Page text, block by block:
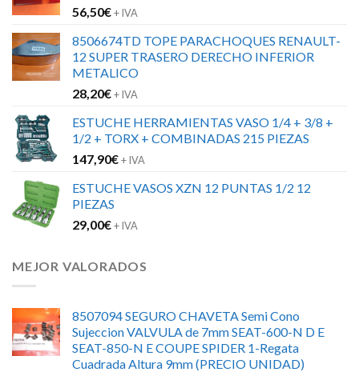
56,50€+ IVA
8506674TD TOPE PARACHOQUES RENAULT-
12 SUPER TRASERO DERECHO INFERIOR
METALICO
28,20€+ IVA
ESTUCHE HERRAMIENTAS VASO 1/4 + 3/8 +
1/2 + TORX + COMBINADAS 215 PIEZAS
147,90€+ IVA
ESTUCHE VASOS XZN 12 PUNTAS 1/2 12
PIEZAS
29,00€+ IVA
MEJOR VALORADOS
8507094 SEGURO CHAVETA Semi Cono
Sujeccion VALVULA de 7mm SEAT-600-N D E
SEAT-850-N E COUPE SPIDER 1-Regata
Cuadrada Altura 9mm (PRECIO UNIDAD)